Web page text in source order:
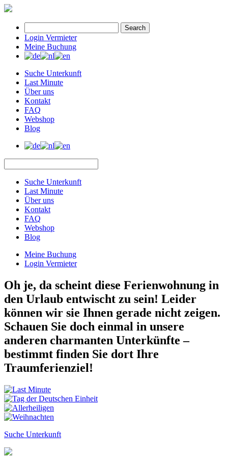
Search
Login Vermieter
Meine Buchung
Suche Unterkunft
Last Minute
Über uns
Kontakt
FAQ
Webshop
Blog
Suche Unterkunft
Last Minute
Über uns
Kontakt
FAQ
Webshop
Blog
Meine Buchung
Login Vermieter
Oh je, da scheint diese Ferienwohnung in
den Urlaub entwischt zu sein! Leider
können wir sie Ihnen gerade nicht zeigen.
Schauen Sie doch einmal in unsere
anderen charmanten Unterkünfte –
bestimmt finden Sie dort Ihre
Traumferienziel!
Suche Unterkunft